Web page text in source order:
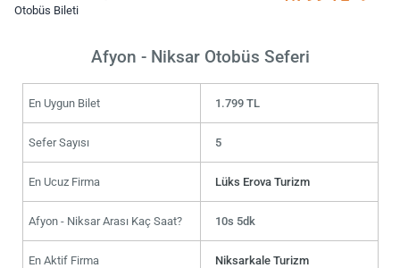
Otobüs Bileti
Afyon - Niksar Otobüs Seferi
En Uygun Bilet 1.799 TL
Sefer Sayısı 5
En Ucuz Firma Lüks Erova Turizm
Afyon - Niksar Arası Kaç Saat? 10s 5dk
En Aktif Firma Niksarkale Turizm